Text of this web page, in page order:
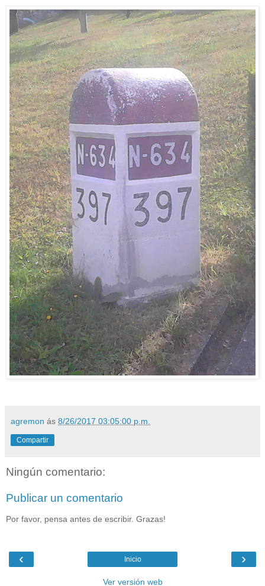
agremon ás 8/26/2017 03:05:00 p.m.
Compartir
Ningún comentario:
Publicar un comentario
Por favor, pensa antes de escribir. Grazas!
‹ ›
Inicio
Ver versión web